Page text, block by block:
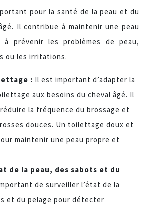
pour la santé de la peau et du
Il contribue à maintenir une peau
prévenir les problèmes de peau,
ou les irritations.
: Il est important d’adapter la
aux besoins du cheval âgé. Il
la fréquence du brossage et
douces. Un toilettage doux et
maintenir une peau propre et
de la peau, des sabots et du
de surveiller l’état de la
et du pelage pour détecter